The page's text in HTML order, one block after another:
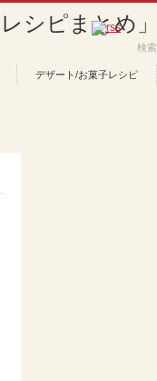
デザート/お菓子レシピ